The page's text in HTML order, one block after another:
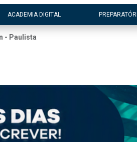
ACADEMIA DIGITAL
- Paulista